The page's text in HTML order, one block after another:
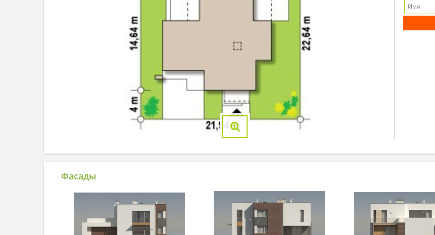
Фасады